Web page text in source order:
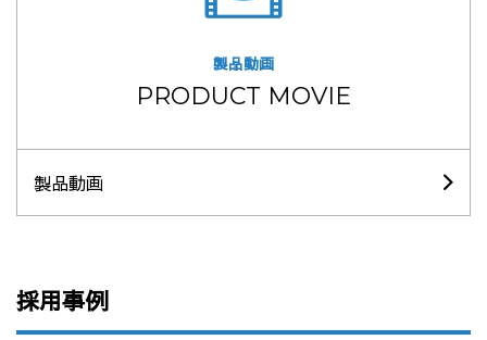
製品動画
PRODUCT MOVIE
製品動画
採用事例